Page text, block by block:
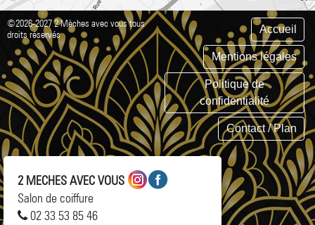
©2026-2027 2 Mèches avec vous tous
droits réservés
2 MECHES AVEC VOUS
Salon de coiffure
02 33 53 85 46
Accueil
Mentions légales
Politique de
confidentialité
Contact / Plan